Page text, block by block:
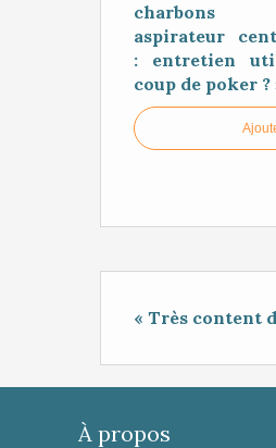
charbons
aspirateur
: entretien
coup de poker ?
« Très content
À propos